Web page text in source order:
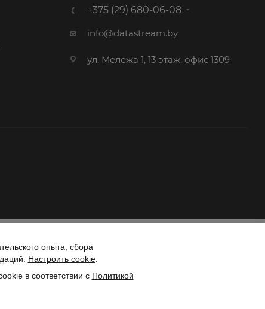
+375 (29) 680-06-08
info@datastream.by
ул. Мележа 1, 13 этаж, офис 1309